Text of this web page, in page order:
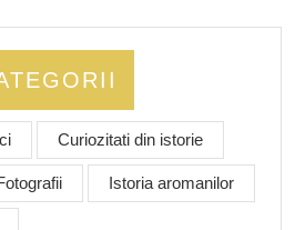
Curiozitati din istorie
Istoria aromanilor